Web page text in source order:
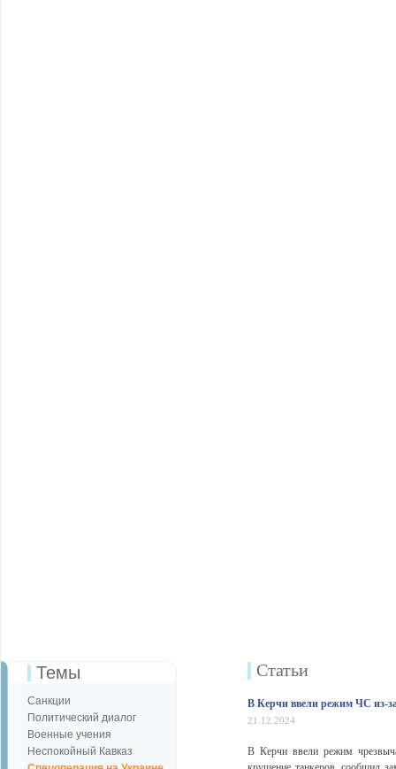
Темы
Санкции
Политический диалог
Военные учения
Неспокойный Кавказ
Статьи
В Керчи ввели режим ЧС из-
21.12.2024
В Керчи ввели режим